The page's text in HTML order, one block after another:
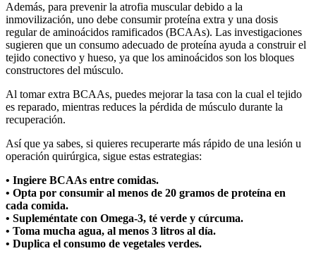
Además, para prevenir la atrofia muscular debido a la
inmovilización, uno debe consumir proteína extra y una dosis
regular de aminoácidos ramificados (BCAAs). Las investigaciones
sugieren que un consumo adecuado de proteína ayuda a construir el
tejido conectivo y hueso, ya que los aminoácidos son los bloques
constructores del músculo.
Al tomar extra BCAAs, puedes mejorar la tasa con la cual el tejido
es reparado, mientras reduces la pérdida de músculo durante la
recuperación.
Así que ya sabes, si quieres recuperarte más rápido de una lesión u
operación quirúrgica, sigue estas estrategias:
• Ingiere BCAAs entre comidas.
• Opta por consumir al menos de 20 gramos de proteína en
cada comida.
• Supleméntate con Omega-3, té verde y cúrcuma.
• Toma mucha agua, al menos 3 litros al día.
• Duplica el consumo de vegetales verdes.